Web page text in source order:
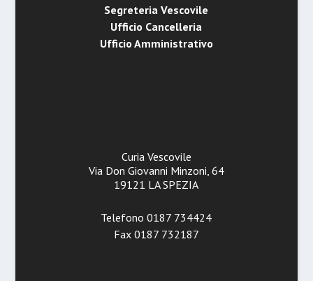
Segreteria Vescovile
Ufficio Cancelleria
Ufficio Amministrativo
Curia Vescovile
Via Don Giovanni Minzoni, 64
19121 LA SPEZIA
Telefono 0187 734424
Fax 0187 732187